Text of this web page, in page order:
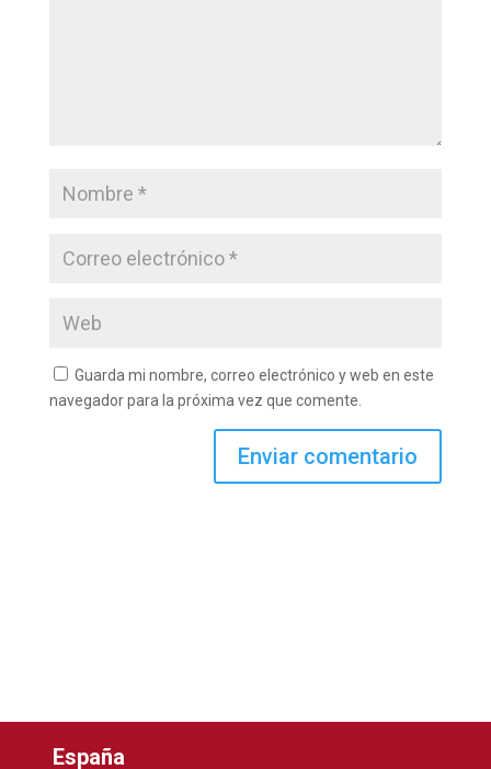
Guarda mi nombre, correo electrónico y web en este
navegador para la próxima vez que comente.
España